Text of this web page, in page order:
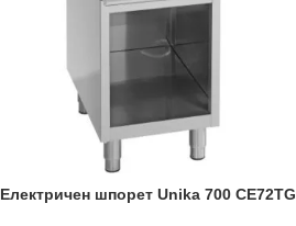
Електричен шпорет Unika 700 CE72TG